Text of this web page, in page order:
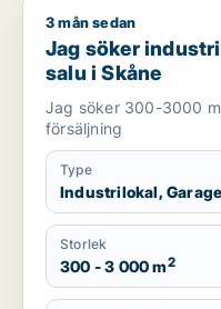
Jag söker industrilokal
3 mån sedan
Jag söker
salu i Skåne
Jag söker 300-3000
försäljning
Type
Industrilokal, Garage
Storlek
300 - 3 000 m2